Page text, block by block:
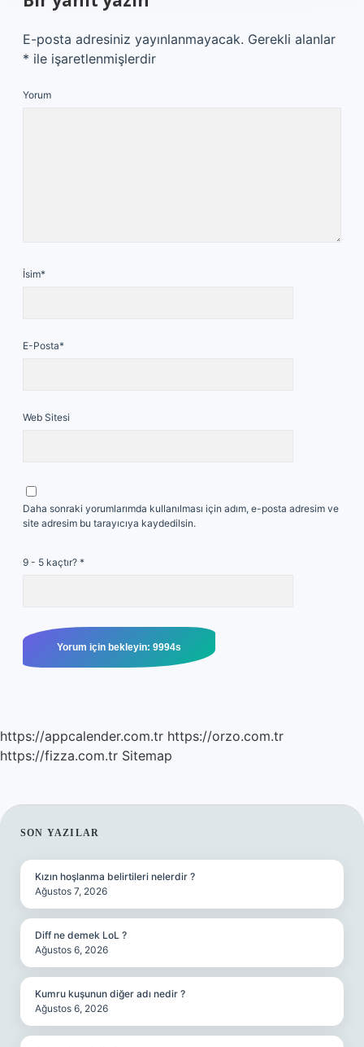
E-posta adresiniz yayınlanmayacak. Gerekli alanlar
* ile işaretlenmişlerdir
Yorum
İsim*
E-Posta*
Web Sitesi
Daha sonraki yorumlarımda kullanılması için adım, e-posta adresim ve
site adresim bu tarayıcıya kaydedilsin.
9 - 5 kaçtır? *
https://appcalender.com.tr https://orzo.com.tr
https://fizza.com.tr Sitemap
SIDEBAR
SON YAZILAR
Kızın hoşlanma belirtileri nelerdir ?
Ağustos 7, 2026
Diff ne demek LoL ?
Ağustos 6, 2026
Kumru kuşunun diğer adı nedir ?
Ağustos 6, 2026